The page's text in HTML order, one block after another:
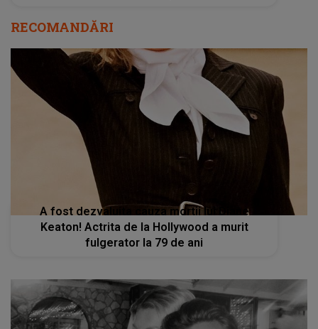
RECOMANDĂRI
A fost dezvaluita cauza mortii lui Diane
Keaton! Actrita de la Hollywood a murit
fulgerator la 79 de ani